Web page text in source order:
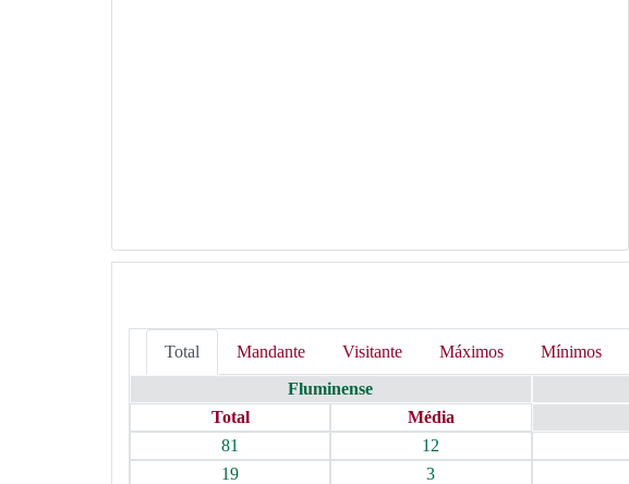
Total Mandante Visitante Máximos
Mínimos
Fluminense
Total
Média
81
12
19
3